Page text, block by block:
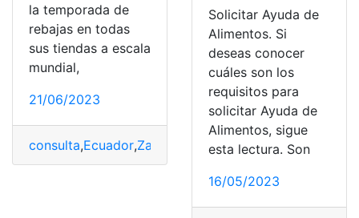
la temporada de
rebajas en todas
sus tiendas a escala
mundial,
21/06/2023
consulta,Ecuador,Zara
Solicitar Ayuda de
Alimentos. Si
deseas conocer
cuáles son los
requisitos para
solicitar Ayuda de
Alimentos, sigue
esta lectura. Son
16/05/2023